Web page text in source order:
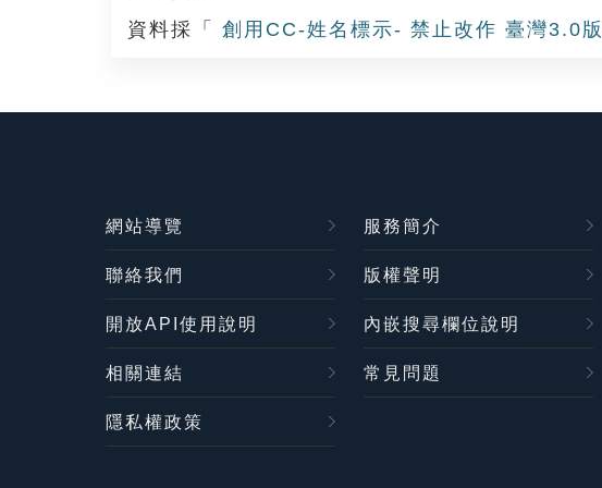
資料採「
創用CC-姓名標示- 禁止改作 臺灣3.0
網站導覽 服務簡介
聯絡我們 版權聲明
開放API使用說明 內嵌搜尋欄位說明
相關連結 常見問題
隱私權政策